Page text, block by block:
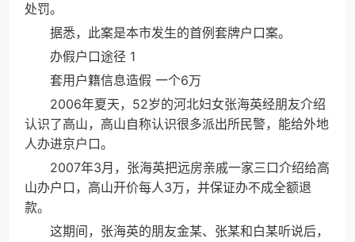
处罚。
据悉，此案是本市发生的首例套牌户口案。
办假户口途径 1
套用户籍信息造假 一个6万
2006年夏天，52岁的河北妇女张海英经朋友介绍
认识了高山，高山自称认识很多派出所民警，能给外地
人办进京户口。
2007年3月，张海英把远房亲戚一家三口介绍给高
山办户口，高山开价每人3万，并保证办不成全额退
款。
这期间，张海英的朋友金某、张某和白某听说后，